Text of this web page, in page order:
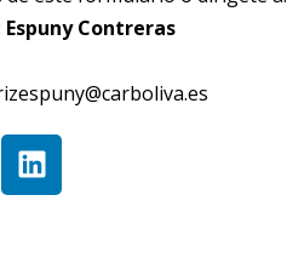
Contreras